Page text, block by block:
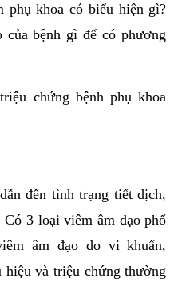
phụ khoa có biểu hiện gì?
bệnh gì để có phương
chứng bệnh phụ khoa
đến tình trạng tiết dịch,
3 loại viêm âm đạo phổ
âm đạo do vi khuẩn,
hiệu và triệu chứng thường